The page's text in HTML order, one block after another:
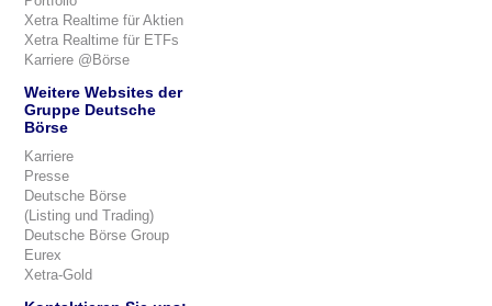
Xetra Realtime für Aktien
Xetra Realtime für ETFs
Karriere @Börse
Weitere Websites der
Gruppe Deutsche
Börse
Karriere
Presse
Deutsche Börse
(Listing und Trading)
Deutsche Börse Group
Eurex
Xetra-Gold